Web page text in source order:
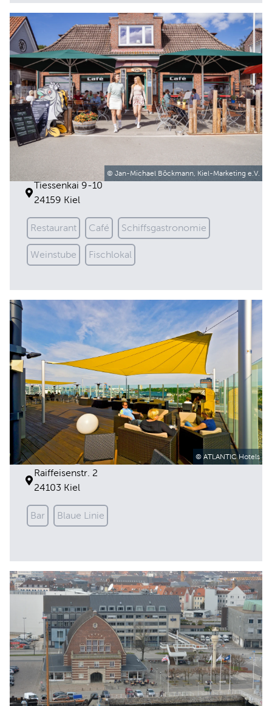
© Jan-Michael Böckmann, Kiel-Marketing e.V.
Das Schiffercafe Kiel
Tiessenkai 9-10
24159 Kiel
Restaurant Café Schiffsgastronomie
Weinstube Fischlokal
© ATLANTIC Hotels
Deck 8
Raiffeisenstr. 2
24103 Kiel
Bar Blaue Linie